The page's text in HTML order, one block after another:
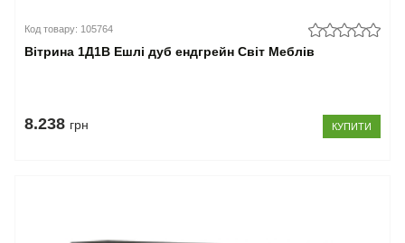
Код товару: 105764
Вітрина 1Д1В Ешлі дуб ендгрейн Світ Меблів
8.238 грн КУПИТИ